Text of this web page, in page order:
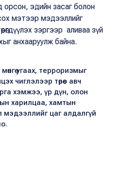
орсон, эдийн засаг болон
мэтээр мэдээллийг
зэргээр аливаа зүй
анхааруулж байна.
угаах, терроризмыг
чиглэлээр төрөөс авч
хэмжээ, үр дүн, олон
харилцаа, хамтын
мэдээллийг цаг алдалгүй